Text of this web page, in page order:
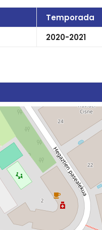
Temporada
2020-2021